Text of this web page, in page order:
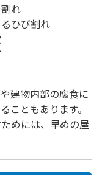
れ
ひび割れ
建物内部の腐食に
こともあります。
めには、早めの屋